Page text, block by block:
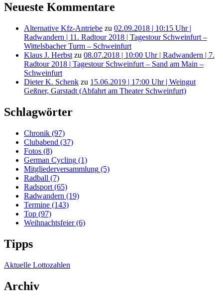
Neueste Kommentare
Alternative Kfz-Antriebe zu 02.09.2018 | 10:15 Uhr |
Radwandern | 11. Radtour 2018 | Tagestour Schweinfurt –
Wittelsbacher Turm – Schweinfurt
Klaus J. Herbst zu 08.07.2018 | 10:00 Uhr | Radwandern | 7.
Radtour 2018 | Tagestour Schweinfurt – Sand am Main –
Schweinfurt
Dieter K. Schenk zu 15.06.2019 | 17:00 Uhr | Weingut
Geßner, Garstadt (Abfahrt am Theater Schweinfurt)
Schlagwörter
Chronik (97)
Clubabend (37)
Fotos (8)
German Cycling (1)
Mitgliederversammlung (5)
Radball (7)
Radsport (65)
Radwandern (19)
Termine (143)
Top (97)
Weihnachtsfeier(6)
Tipps
Aktuelle Lottozahlen
Archiv